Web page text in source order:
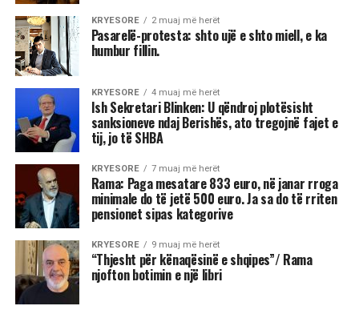
KRYESORE 2 muaj më herët
Pasarelë-protesta: shto ujë e shto miell, e ka
humbur fillin.
KRYESORE 4 muaj më herët
Ish Sekretari Blinken: U qëndroj plotësisht
sanksioneve ndaj Berishës, ato tregojnë fajet e
tij, jo të SHBA
KRYESORE 7 muaj më herët
Rama: Paga mesatare 833 euro, në janar rroga
minimale do të jetë 500 euro. Ja sa do të rriten
pensionet sipas kategorive
KRYESORE 9 muaj më herët
“Thjesht për kënaqësinë e shqipes”/ Rama
njofton botimin e një libri